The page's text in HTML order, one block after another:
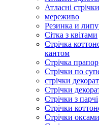
Атласні
мереживо
Резинка и
Сітка з квітами
Стрічка
кантом
Стрічка прапор
Стрічки по
стрічки
Стрічки
Стрічки з парчі
Стрічки
Стрічки